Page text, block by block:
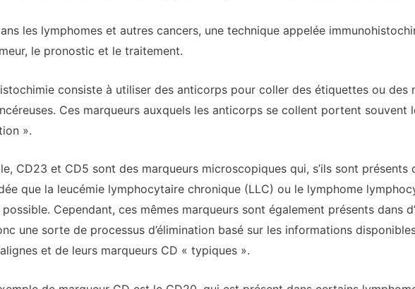
les lymphomes et autres cancers, une technique appelée
le pronostic et le traitement.
consiste à utiliser des anticorps pour coller des étiquettes ou des
Ces marqueurs auxquels les anticorps se collent portent
».
CD23 et CD5 sont des marqueurs microscopiques qui, s’ils sont présents
que la leucémie lymphocytaire chronique (LLC) ou le lymphome
Cependant, ces mêmes marqueurs sont également présents dans
une sorte de processus d’élimination basé sur les informations
et de leurs marqueurs CD « typiques ».